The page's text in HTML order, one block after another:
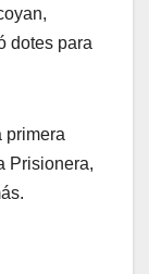
dotes para
primera
Prisionera,